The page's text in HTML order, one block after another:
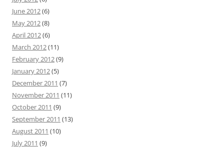
June 2012(6)
May 2012(8)
April 2012(6)
March 2012(11)
February 2012(9)
January 2012(5)
December 2011 (7)
November 2011 (11)
October 2011 (9)
September 2011 (13)
August 2011 (10)
July 2011 (9)